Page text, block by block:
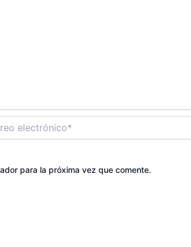
para la próxima vez que comente.